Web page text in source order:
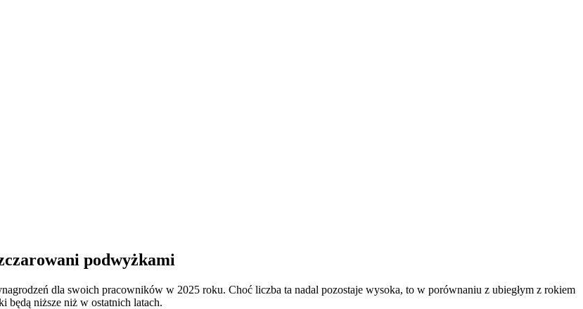
podwyżkami
dla swoich pracowników w 2025 roku. Choć liczba ta nadal pozostaje wysoka, to w porównaniu z ubiegłym z rokiem
będą niższe niż w ostatnich latach.